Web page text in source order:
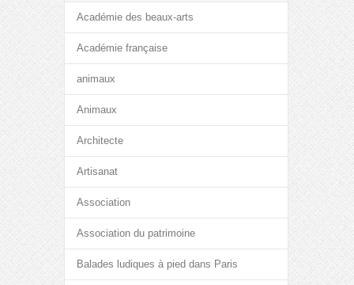
Académie des beaux-arts
Académie française
animaux
Animaux
Architecte
Artisanat
Association
Association du patrimoine
Balades ludiques à pied dans Paris